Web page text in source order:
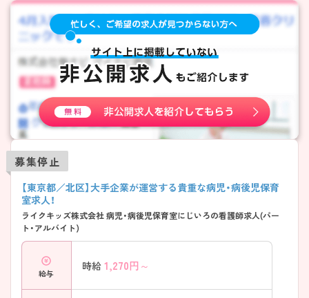
募集停止
【東京都／北区】大手企業が運営する貴重な病児・病後児保育
室求人！
ライクキッズ株式会社 病児・病後児保育室にじいろの看護師求人(パー
ト・アルバイト)
給与
時給 1,270円～